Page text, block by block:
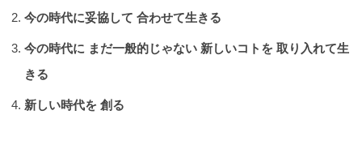
今の時代に妥協して 合わせて生きる
今の時代に まだ一般的じゃない 新しいコトを 取り入れて生
きる
新しい時代を 創る